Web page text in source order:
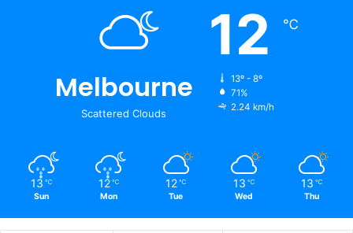
Melbourne
Scattered Clouds
12 ℃
13º - 8º
71%
2.24 km/h
13 ℃
Sun
12 ℃
Mon
12 ℃
Tue
13 ℃
Wed
13 ℃
Thu